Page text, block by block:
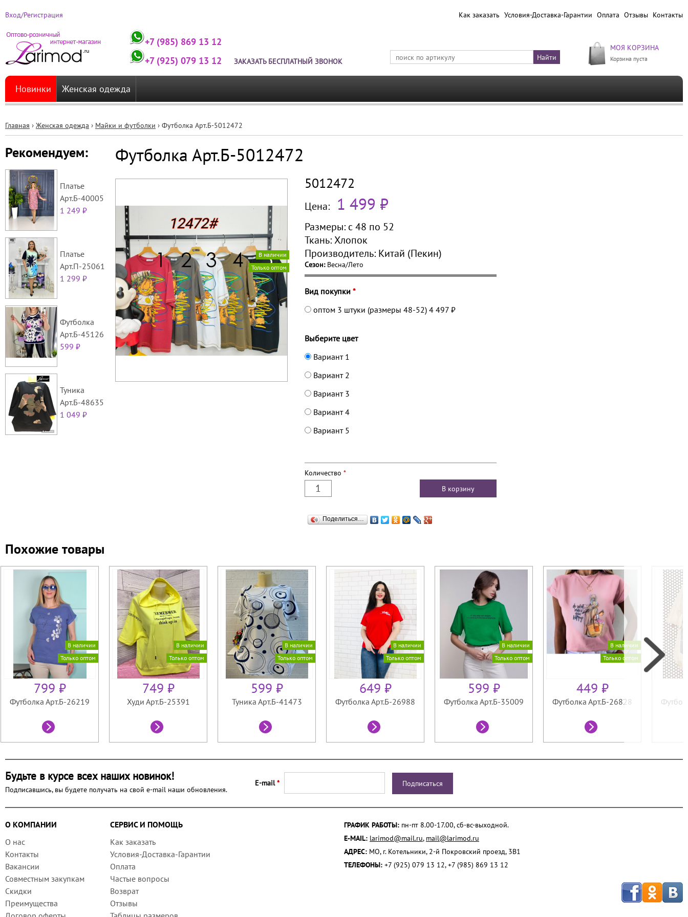
Вход/Регистрация
Как заказать Условия-Доставка-Гарантии Оплата Отзывы Контакты
+7 (985) 869 13 12
+7 (925) 079 13 12
ЗАКАЗАТЬ БЕСПЛАТНЫЙ ЗВОНОК
МОЯ КОРЗИНА
Корзина пуста
Новинки Женская одежда
Главная › Женская одежда › Майки и футболки › Футболка Арт.Б-5012472
Рекомендуем:
Платье
Арт.Б-40005
1 249 ₽
Платье
Арт.П-25061
1 299 ₽
Футболка
Арт.Б-45126
599 ₽
Туника
Арт.Б-48635
1 049 ₽
Футболка Арт.Б-5012472
Только оптом
В наличии
5012472
Цена: 1 499 ₽
Размеры: с 48 по 52
Ткань:Хлопок
Производитель: Китай (Пекин)
Сезон: Весна/Лето
Вид покупки *
оптом 3 штуки (размеры 48-52) 4 497 ₽
Выберите цвет
Вариант 1
Вариант 2
Вариант 3
Вариант 4
Вариант 5
Количество *
Поделиться…
Похожие товары
В наличии
Только оптом
799 ₽
Футболка Арт.Б-26219
В наличии
Только оптом
749 ₽
Худи Арт.Б-25391
В наличии
Только оптом
599 ₽
Туника Арт.Б-41473
В наличии
Только оптом
649 ₽
Футболка Арт.Б-26988
В наличии
Только оптом
599 ₽
Футболка Арт.Б-35009
В наличии
Только оптом
449 ₽
Футболка Арт.Б-26828
Будьте в курсе всех наших новинок!
Подписавшись, вы будете получать на свой e-mail наши обновления.
E-mail*
О КОМПАНИИ
СЕРВИС И ПОМОЩЬ
О нас
Контакты
Вакансии
Совместным закупкам
Скидки
Преимущества
Как заказать
Условия-Доставка-Гарантии
Оплата
Частые вопросы
Возврат
Отзывы
ГРАФИК РАБОТЫ: пн-пт 8.00-17.00, сб-вс-выходной.
E-MAIL: larimod@mail.ru, mail@larimod.ru
АДРЕС: МО, г. Котельники, 2-й Покровский проезд, 3В1
ТЕЛЕФОНЫ: +7 (925) 079 13 12, +7 (985) 869 13 12